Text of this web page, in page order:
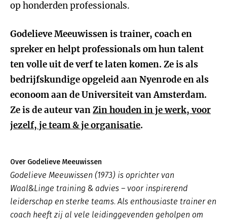
op honderden professionals.
Godelieve Meeuwissen is trainer, coach en
spreker en helpt professionals om hun talent
ten volle uit de verf te laten komen. Ze is als
bedrijfskundige opgeleid aan Nyenrode en als
econoom aan de Universiteit van Amsterdam.
Ze is de auteur vanZin houden in je werk, voor
jezelf, je team & je organisatie.
Over Godelieve Meeuwissen
Godelieve Meeuwissen (1973) is oprichter van
Waal&Linge training & advies – voor inspirerend
leiderschap en sterke teams. Als enthousiaste trainer en
coach heeft zij al vele leidinggevenden geholpen om